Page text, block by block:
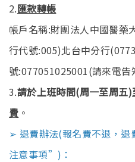
2.匯款轉帳
帳戶名稱:財團法人中國醫藥
行代號:005)北台中分行
號:077051025001(請來電告
3.請於上班時間(周一至周五)
費 。
➢ 退費辦法(報名費不退，
注意事項”)：